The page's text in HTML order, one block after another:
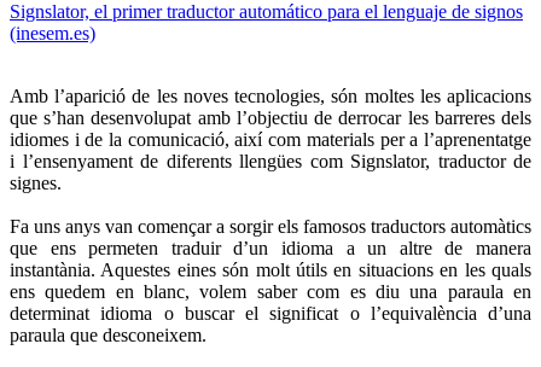
Signslator, el primer traductor automático para el lenguaje de signos
(inesem.es)
Amb l’aparició de les noves tecnologies, són moltes les aplicacions
que s’han desenvolupat amb l’objectiu de derrocar les barreres dels
idiomes i de la comunicació, així com materials per a l’aprenentatge
i l’ensenyament de diferents llengües com Signslator, traductor de
signes.
Fa uns anys van començar a sorgir els famosos traductors automàtics
que ens permeten traduir d’un idioma a un altre de manera
instantània. Aquestes eines són molt útils en situacions en les quals
ens quedem en blanc, volem saber com es diu una paraula en
determinat idioma o buscar el significat o l’equivalència d’una
paraula que desconeixem.